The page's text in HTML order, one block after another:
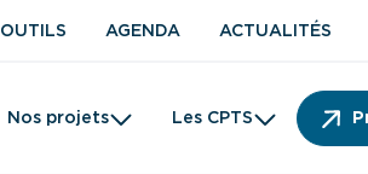
OUTILS AGENDA ACTUALITÉS
Nos projets Les CPTS